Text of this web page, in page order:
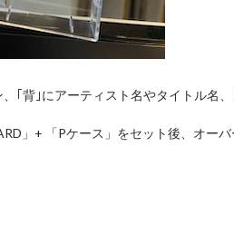
｢背｣にアーティスト名やタイトル名
」+ 「Pケース」をセット後、オー